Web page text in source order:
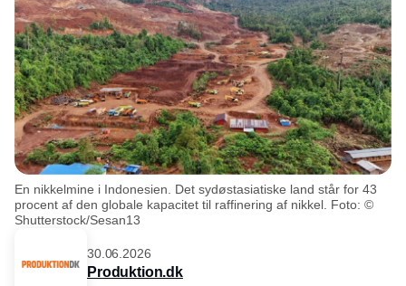
En nikkelmine i Indonesien. Det sydøstasiatiske land står for 43
procent af den globale kapacitet til raffinering af nikkel. Foto: ©
Shutterstock/Sesan13
30.06.2026
Produktion.dk